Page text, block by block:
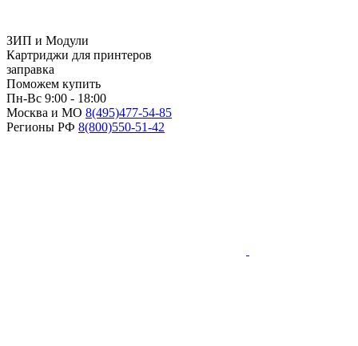
ЗИП и Модули
Картриджи для принтеров
заправка
Поможем купить
Пн-Вс 9:00 - 18:00
Москва и МО 8(495)477-54-85
Регионы РФ 8(800)550-51-42